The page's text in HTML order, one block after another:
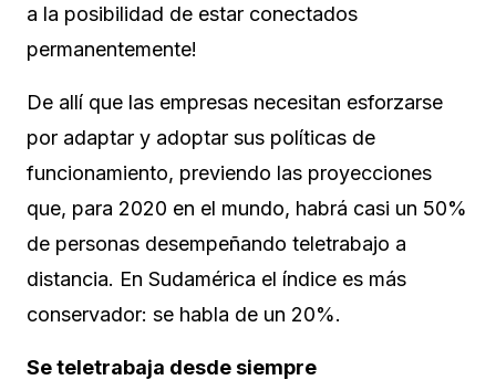
a la posibilidad de estar conectados
permanentemente!
De allí que las empresas necesitan esforzarse
por adaptar y adoptar sus políticas de
funcionamiento, previendo las proyecciones
que, para 2020 en el mundo, habrá casi un 50%
de personas desempeñando teletrabajo a
distancia. En Sudamérica el índice es más
conservador: se habla de un 20%.
Se teletrabaja desde siempre